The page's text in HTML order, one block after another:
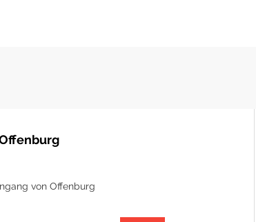
von Offenburg